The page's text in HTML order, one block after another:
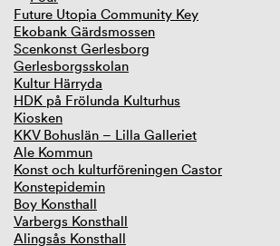
GIBCA Extended 2023
GIBCA Extended 2025
Future Utopia Community Key
Ekobank Gärdsmossen
Scenkonst Gerlesborg
Gerlesborgsskolan
Kultur Härryda
HDK på Frölunda Kulturhus
Kiosken
KKV Bohuslän – Lilla Galleriet
Ale Kommun
Konst och kulturföreningen Castor
Konstepidemin
Boy Konsthall
Varbergs Konsthall
Alingsås Konsthall